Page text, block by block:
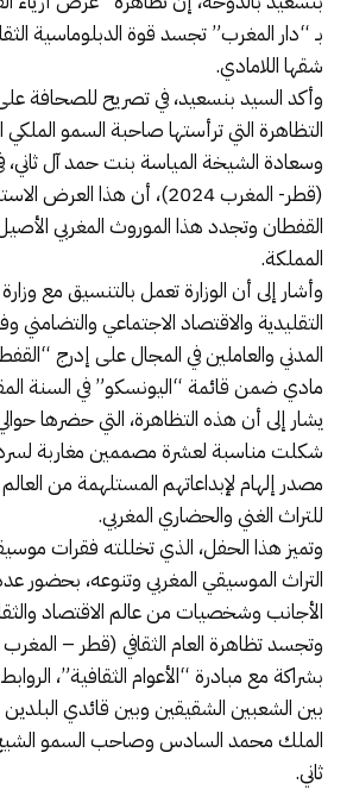
بـ “دار المغرب” تجسد قوة الدبلوماسية
شقها اللامادي.
وأكد السيد بنسعيد، في تصريح للصحافة
التظاهرة التي ترأستها صاحبة السمو الملكي
وسعادة الشيخة المياسة بنت حمد آل ثاني، في
(قطر- المغرب 2024)، أن هذا
القفطان وتجدد هذا الموروث المغربي
المملكة.
وأشار إلى أن الوزارة تعمل بالتنسيق مع
التقليدية والاقتصاد الاجتماعي والتضامني
المدني والعاملين في المجال على إدرج
مادي ضمن قائمة “اليونسكو” في السنة
شكلت مناسبة لعشرة مصممين مغاربة لسرد
مصدر إلهام لإبداعاتهم المستلهمة من
للتراث الغني والحضاري المغربي.
وتميز هذا الحفل، الذي تخللته فقرات
التراث الموسيقي المغربي وتنوعه، بحضور
الأجانب وشخصيات من عالم الاقتصاد
بشراكة مع مبادرة “الأعوام الثقافية”،
بين الشعبين الشقيقين وبين قائدي
الملك محمد السادس وصاحب السمو
ثاني.